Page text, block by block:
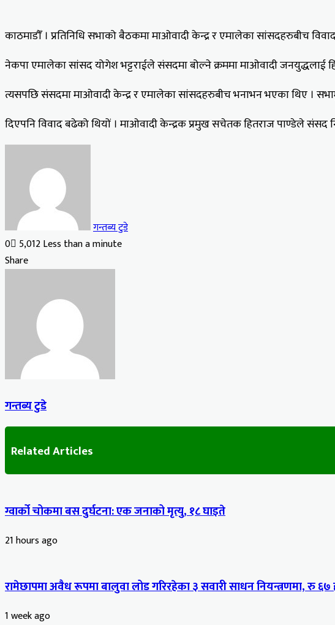
काठमाडौँ । प्रतिनिधि सभाको बैठकमा माओवादी केन्द्र र एमालेका सांसदहरुबीच
नेकपा एमालेका सांसद योगेश भट्टराईले संसदमा बोल्ने क्रममा माओवादी जनयुद्धलाई
त्यसपछि संसदमा माओवादी केन्द्र र एमालेका सांसदहरुबीच भनाभन भएका थिए ।
दिएपनि विवाद बढेको थियों । माओवादी केन्द्रक प्रमुख सचेतक हितराज पाण्डेले
गन्तब्य टुडे
0 5,012Less than a minute
Facebook
X
LinkedIn
Tumblr
Pinterest
Reddit
VKontakte
Odnoklassniki
Pocket
Share
गन्तब्य टुडे
Related Articles
ग्वार्को चोकमा बस दुर्घटना: एक जनाको मृत्यु, १८ घाइते
21 hours ago
रामेछापमा अवैध रूपमा बालुवा लोड गरिरहेका ३ सवारी साधन नियन्त्रणमा, रु
1 week ago